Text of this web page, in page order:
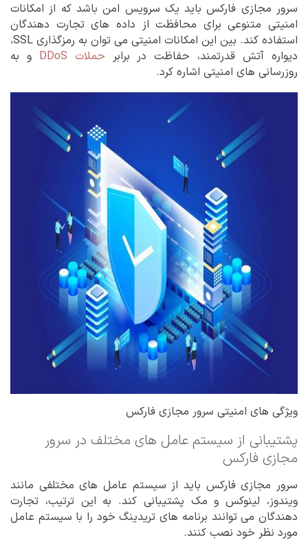
سرور مجازی فارکس باید یک سرویس امن باشد که از امکانات
امنیتی متنوعی برای محافظت از داده های تجارت دهندگان
استفاده کند. بین این امکانات امنیتی می توان به رمزگذاری SSL،
دیواره آتش قدرتمند، حفاظت در برابر حملات DDoS
و به
روزرسانی های امنیتی اشاره کرد.
ویژگی های امنیتی سرور مجازی فارکس
پشتیبانی از سیستم عامل های مختلف در سرور
مجازی فارکس
سرور مجازی فارکس باید از سیستم عامل های مختلفی مانند
ویندوز، لینوکس و مک پشتیبانی کند. به این ترتیب، تجارت
دهندگان می توانند برنامه های تریدینگ خود را با سیستم عامل
مورد نظر خود نصب کنند.